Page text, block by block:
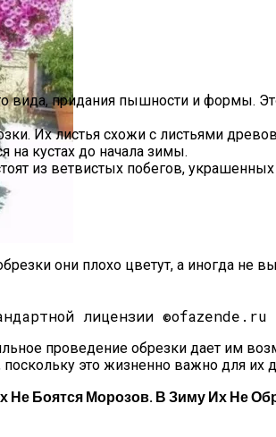
И Неблагоприятные Дни
придания пышности и формы.
Их листья схожи с листьями
на кустах до начала зимы.
из ветвистых побегов,
они плохо цветут, а иногда не
лицензии ©ofazende.ru
проведение обрезки дает им
это жизненно важно для их
Боятся Морозов. В Зиму Их Не